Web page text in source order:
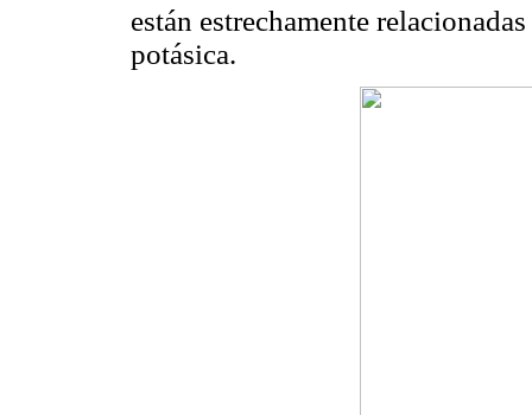
están estrechamente
potásica.